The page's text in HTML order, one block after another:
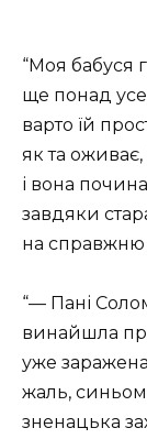
“Моя бабуся
ще понад усе
варто їй
як та оживає,
і вона
завдяки
на
“— Пані
винайшла
уже
жаль,
зненацька